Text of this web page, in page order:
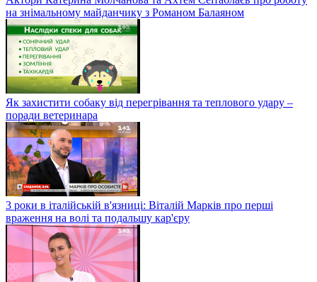
на знімальному майданчику з Романом Балаяном
Як захистити собаку від перегрівання та теплового удару –
поради ветеринара
3 роки в італійській в'язниці: Віталій Марків про перші
враження на волі та подальшу кар'єру